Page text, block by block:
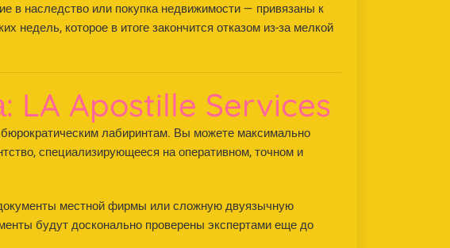
в наследство или покупка недвижимости — привязаны к
недель, которое в итоге закончится отказом из-за мелкой
LA Apostille Services
лабиринтам. Вы можете максимально
специализирующееся на оперативном, точном и
местной фирмы или сложную двуязычную
будут досконально проверены экспертами еще до